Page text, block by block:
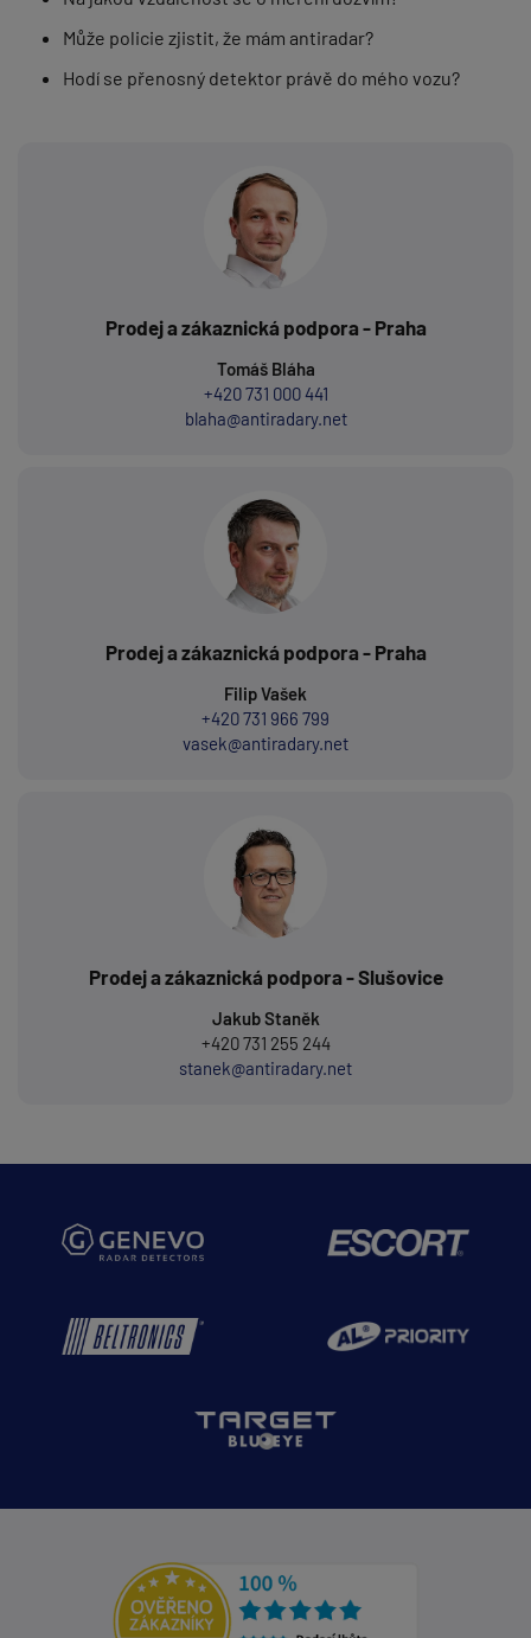
Může policie zjistit, že mám antiradar?
Hodí se přenosný detektor právě do mého vozu?
Prodej a zákaznická podpora - Praha
Tomáš Bláha
+420 731 000 441
blaha@antiradary.net
Prodej a zákaznická podpora - Praha
Filip Vašek
+420 731 966 799
vasek@antiradary.net
Prodej a zákaznická podpora - Slušovice
Jakub Staněk
+420 731 255 244
stanek@antiradary.net